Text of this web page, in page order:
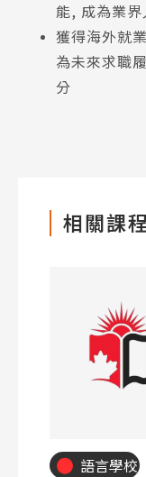
能, 成為業界
獲得海外就
為未來求職
分
相關課程
語言學校